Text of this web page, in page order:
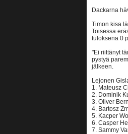
Dackarna
Timon kisa
Toisessa
tuloksena 0
"Ei riittänyt
pystyä
jälkeen.
Lejonen
1. Mateusz
2. Dominik
3. Oliver
4. Bartosz
5. Kacper
6. Casper
7. Sammy